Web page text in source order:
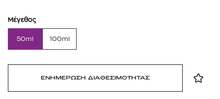
Μέγεθος
50ml 100ml
ΕΝΗΜΕΡΩΣΗ ΔΙΑΘΕΣΙΜΟΤΗΤΑΣ